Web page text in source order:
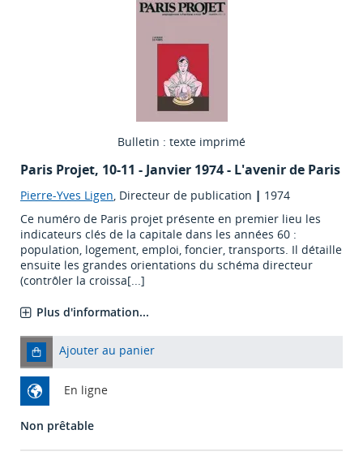
Bulletin : texte imprimé
Paris Projet, 10-11 - Janvier 1974 - L'avenir de Paris
Pierre-Yves Ligen, Directeur de publication | 1974
Ce numéro de Paris projet présente en premier lieu les
indicateurs clés de la capitale dans les années 60 :
population, logement, emploi, foncier, transports. Il détaille
ensuite les grandes orientations du schéma directeur
(contrôler la croissa[...]
Plus d'information...
Ajouter au panier
En ligne
Non prêtable